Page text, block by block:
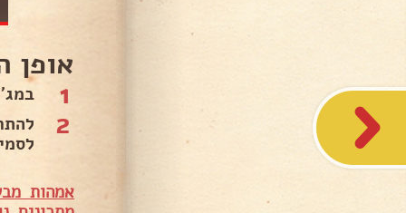
אופן
1
2
אמהות